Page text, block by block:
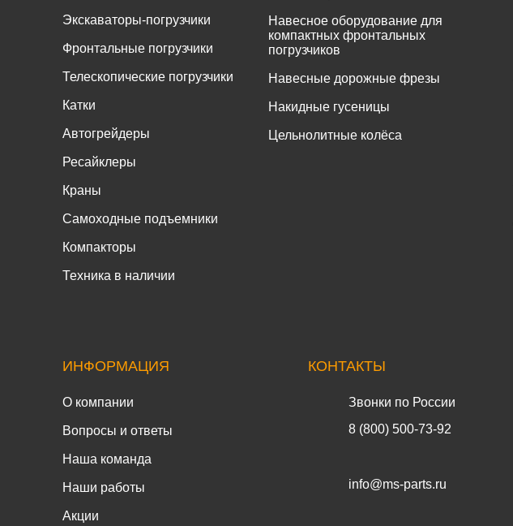
Экскаваторы-погрузчики
Фронтальные погрузчики
Телескопические погрузчики
Катки
Автогрейдеры
Ресайклеры
Краны
Самоходные подъемники
Компакторы
Техника в наличии
Навесное оборудование для
компактных фронтальных
погрузчиков
Навесные дорожные фрезы
Накидные гусеницы
Цельнолитные колёса
ИНФОРМАЦИЯ
О компании
Вопросы и ответы
Наша команда
Наши работы
Акции
КОНТАКТЫ
Звонки по России
8 (800) 500-73-92
info@ms-parts.ru